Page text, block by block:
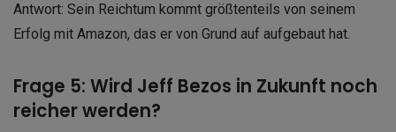
Antwort: Sein Reichtum kommt größtenteils von seinem
Erfolg mit Amazon, das er von Grund auf aufgebaut hat.
Frage 5: Wird Jeff Bezos in Zukunft noch
reicher werden?